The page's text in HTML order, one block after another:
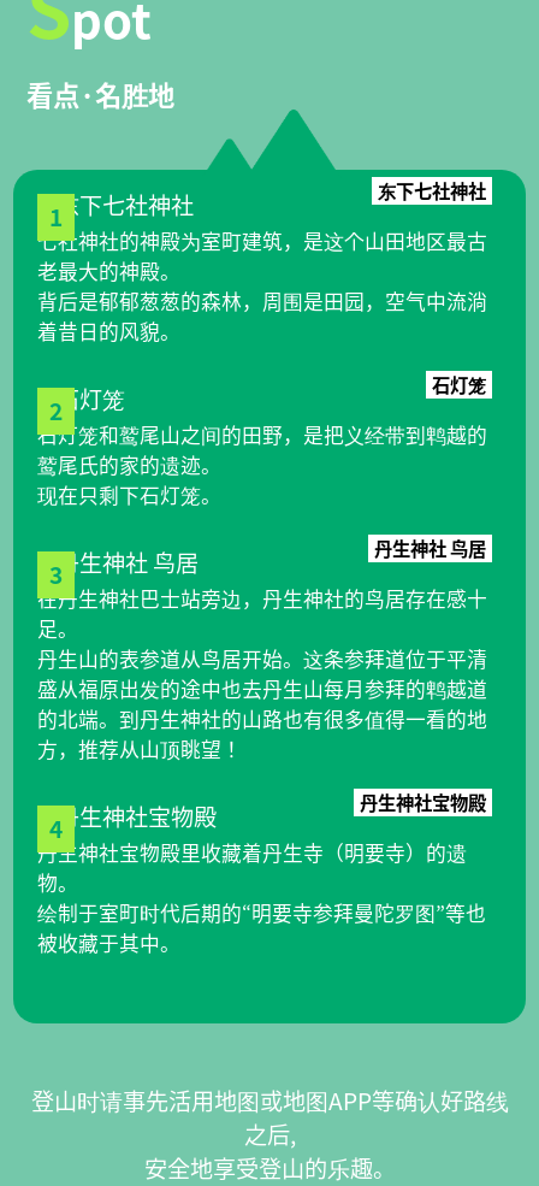
pot
看点·名胜地
1
东下七社神社
七社神社的神殿为室町建筑，是这个山田地区最古
老最大的神殿。
背后是郁郁葱葱的森林，周围是田园，空气中流淌
着昔日的风貌。
2
石灯笼
石灯笼和鹫尾山之间的田野，是把义经带到鹎越的
鹫尾氏的家的遗迹。
现在只剩下石灯笼。
3
丹生神社 鸟居
在丹生神社巴士站旁边，丹生神社的鸟居存在感十
足。
丹生山的表参道从鸟居开始。这条参拜道位于平清
盛从福原出发的途中也去丹生山每月参拜的鹎越道
的北端。到丹生神社的山路也有很多值得一看的地
方，推荐从山顶眺望！
4
丹生神社宝物殿
丹生神社宝物殿里收藏着丹生寺（明要寺）的遗
物。
绘制于室町时代后期的“明要寺参拜曼陀罗图”等也
被收藏于其中。
登山时请事先活用地图或地图APP等确认好路线
之后,
安全地享受登山的乐趣。